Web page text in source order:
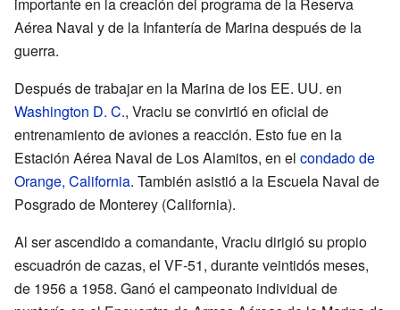
Aérea Naval y de la Infantería de Marina después de la
guerra.
Después de trabajar en la Marina de los EE. UU. en
Washington D. C., Vraciu se convirtió en oficial de
entrenamiento de aviones a reacción. Esto fue en la
Estación Aérea Naval de Los Alamitos, en el condado de
Orange, California. También asistió a la Escuela Naval de
Posgrado de Monterey (California).
Al ser ascendido a comandante, Vraciu dirigió su propio
escuadrón de cazas, el VF-51, durante veintidós meses,
de 1956 a 1958. Ganó el campeonato individual de